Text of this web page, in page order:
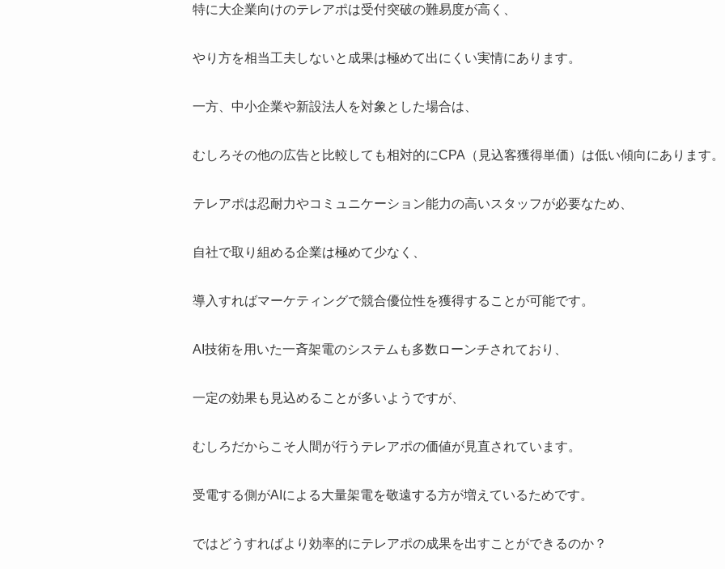
特に大企業向けのテレアポは受付突破の難易度が高く、
やり方を相当工夫しないと成果は極めて出にくい実情にあります。
一方、中小企業や新設法人を対象とした場合は、
むしろその他の広告と比較しても相対的にCPA（見込客獲得単価）は低い傾向にあります。
テレアポは忍耐力やコミュニケーション能力の高いスタッフが必要なため、
自社で取り組める企業は極めて少なく、
導入すればマーケティングで競合優位性を獲得することが可能です。
AI技術を用いた一斉架電のシステムも多数ローンチされており、
一定の効果も見込めることが多いようですが、
むしろだからこそ人間が行うテレアポの価値が見直されています。
受電する側がAIによる大量架電を敬遠する方が増えているためです。
ではどうすればより効率的にテレアポの成果を出すことができるのか？